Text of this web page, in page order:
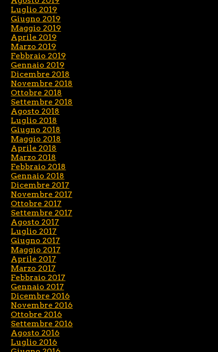
Luglio 2019
Giugno 2019
Maggio 2019
Aprile 2019
Marzo 2019
Febbraio 2019
Gennaio 2019
Dicembre 2018
Novembre 2018
Ottobre 2018
Settembre 2018
Agosto 2018
Luglio 2018
Giugno 2018
Maggio 2018
Aprile 2018
Marzo 2018
Febbraio 2018
Gennaio 2018
Dicembre 2017
Novembre 2017
Ottobre 2017
Settembre 2017
Agosto 2017
Luglio 2017
Giugno 2017
Maggio 2017
Aprile 2017
Marzo 2017
Febbraio 2017
Gennaio 2017
Dicembre 2016
Novembre 2016
Ottobre 2016
Settembre 2016
Agosto 2016
Luglio 2016